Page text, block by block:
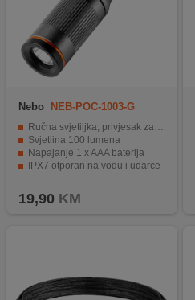
Nebo NEB-POC-1003-G
Ručna svjetiljka, privjesak za ključeve
Svjetlina 100 lumena
Napajanje 1 x AAA baterija
IPX7 otporan na vodu i udarce
19,90 KM